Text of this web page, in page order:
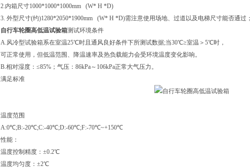
2.内箱尺寸1000*1000*1000mm (W* H *D)
3. 外型尺寸(约)1280*2050*1900mm (W* H *D)需注意使用场地、过道以及电梯尺寸能否通过；
自行车轮圈高低温试验箱测试环境条件
A.风冷型试验箱系在室温25℃时且通风良好条件下所测试数据;当30℃≥室温＞5℃时，
可正常使用，但低温范围、降温速率及热负载能力会受环境温度变化影响。
B.相对湿度：≤85%；气压：86kPa～106kPa正常大气压力。
满足标准
温度范围
A:0℃;B:-20℃;C:-40℃;D:-60℃;F:-70℃~+150℃
性能：
温度控制精度：±0.2℃
温度均匀度：±2℃